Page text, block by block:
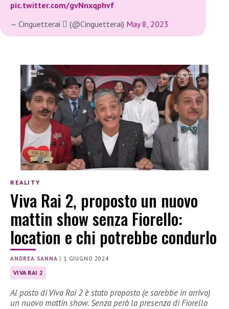
pic.twitter.com/gvNnxqphvf
— Cinguetterai  (@Cinguetterai) May 8, 2023
REALITY
Viva Rai 2, proposto un nuovo
mattin show senza Fiorello:
location e chi potrebbe condurlo
ANDREA SANNA | 1 GIUGNO 2024
VIVA RAI 2
Al posto di Viva Rai 2 è stato proposto (e sarebbe in arrivo)
un nuovo mattin show. Senza però la presenza di Fiorello